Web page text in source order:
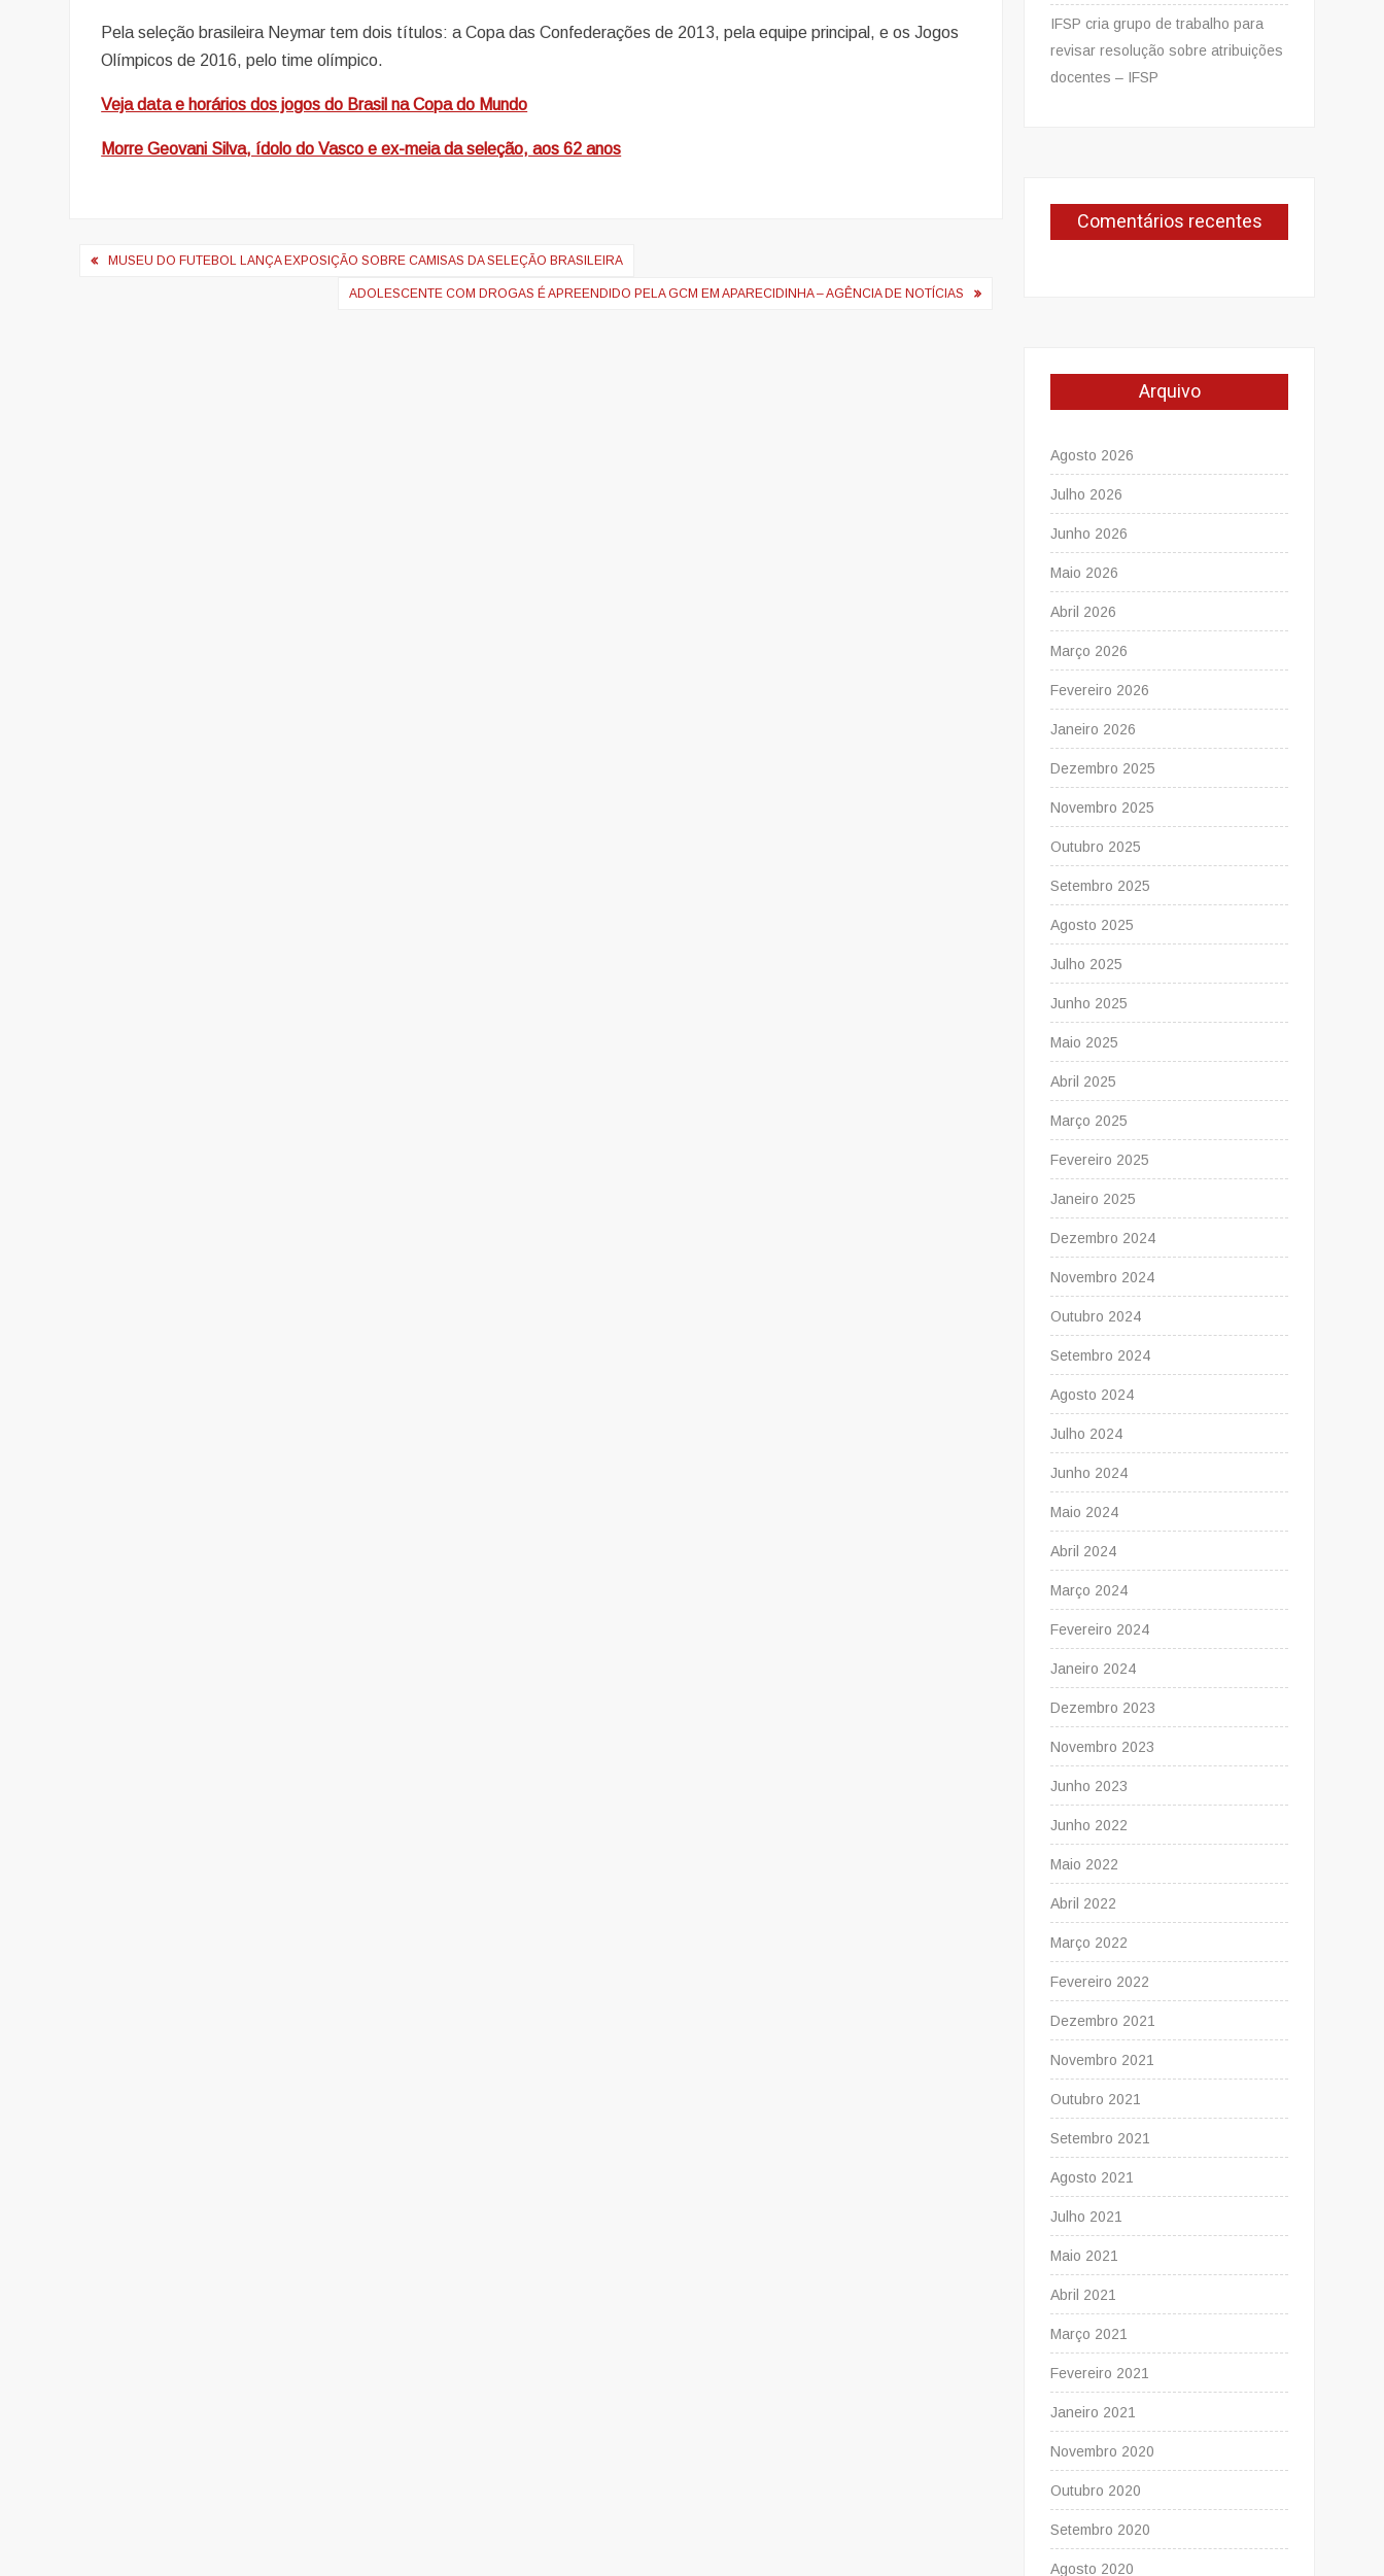
Pela seleção brasileira Neymar tem dois títulos: a Copa das Confederações de 2013, pela equipe principal, e os Jogos
Olímpicos de 2016, pelo time olímpico.
Veja data e horários dos jogos do Brasil na Copa do Mundo
Morre Geovani Silva, ídolo do Vasco e ex-meia da seleção, aos 62 anos
Navegação
MUSEU DO FUTEBOL LANÇA EXPOSIÇÃO SOBRE CAMISAS DA SELEÇÃO BRASILEIRA
ADOLESCENTE COM DROGAS É APREENDIDO PELA GCM EM APARECIDINHA – AGÊNCIA DE NOTÍCIAS
IFSP cria grupo de trabalho para
revisar resolução sobre atribuições
docentes – IFSP
Comentários recentes
Arquivo
Agosto 2026
Julho 2026
Junho 2026
Maio 2026
Abril 2026
Março 2026
Fevereiro 2026
Janeiro 2026
Dezembro 2025
Novembro 2025
Outubro 2025
Setembro 2025
Agosto 2025
Julho 2025
Junho 2025
Maio 2025
Abril 2025
Março 2025
Fevereiro 2025
Janeiro 2025
Dezembro 2024
Novembro 2024
Outubro 2024
Setembro 2024
Agosto 2024
Julho 2024
Junho 2024
Maio 2024
Abril 2024
Março 2024
Fevereiro 2024
Janeiro 2024
Dezembro 2023
Novembro 2023
Junho 2023
Junho 2022
Maio 2022
Abril 2022
Março 2022
Fevereiro 2022
Dezembro 2021
Novembro 2021
Outubro 2021
Setembro 2021
Agosto 2021
Julho 2021
Maio 2021
Abril 2021
Março 2021
Fevereiro 2021
Janeiro 2021
Novembro 2020
Outubro 2020
Setembro 2020
Agosto 2020